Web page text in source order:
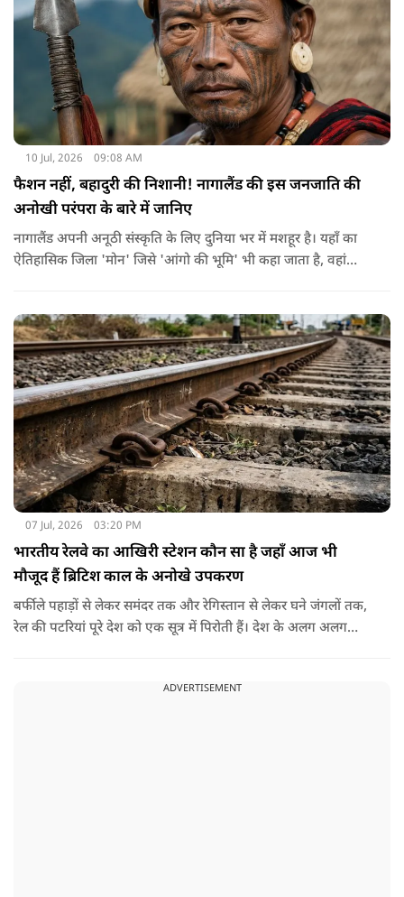
10 Jul, 2026 09:08 AM
फैशन नहीं, बहादुरी की निशानी! नागालैंड की इस जनजाति की
अनोखी परंपरा के बारे में जानिए
नागालैंड अपनी अनूठी संस्कृति के लिए दुनिया भर में मशहूर है। यहाँ का
ऐतिहासिक जिला 'मोन' जिसे 'आंगो की भूमि' भी कहा जाता है, वहां
07 Jul, 2026 03:20 PM
भारतीय रेलवे का आखिरी स्टेशन कौन सा है जहाँ आज भी
मौजूद हैं ब्रिटिश काल के अनोखे उपकरण
बर्फीले पहाड़ों से लेकर समंदर तक और रेगिस्तान से लेकर घने जंगलों तक,
रेल की पटरियां पूरे देश को एक सूत्र में पिरोती हैं। देश के अलग अलग
दक्षिणी रेलवे स्टेशन कन्याकुमारी रेलवे स्टेशन है। इसके अलावा सबसे
ADVERTISEMENT